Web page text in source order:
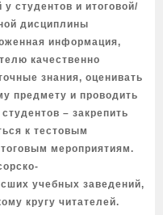
студентов и итоговой/
дисциплины
информация,
качественно
знания, оценивать
предмету и проводить
– закрепить
к тестовым
мероприятиям.
учебных заведений,
кругу читателей.